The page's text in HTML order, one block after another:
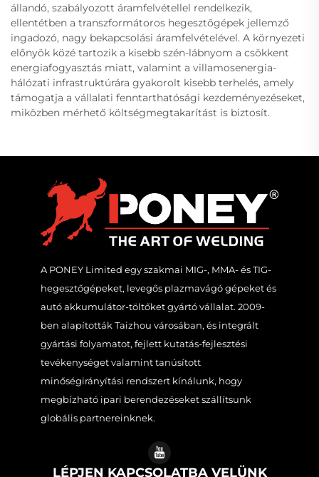
állandó, szabályozott áramfelvétellel rendelkezik,
ellentétben a transzformátoros hegesztőgépek jellemző
ingadozó, nagy bekapcsolási áramfelvételével. A környezeti
előnyök közé tartozik a kisebb szén-lábnyom a csökkent
energiafogyasztás miatt, valamint a villamosenergia-
hálózati infrastruktúrára gyakorolt kisebb terhelés, amely
támogatja a vállalati fenntarthatósági kezdeményezéseket,
miközben mérhető költségmegtakarítást is biztosít.
A PONEY Limited egy szakmai MIG-, MMA- és TIG-
hegesztőgépeket, levegős plazmavágó gépeket és
autó akkumulátor-töltőket gyártó vállalat. 2009-
ben alapították Taizhou városában, és integrált
gyártási folyamatot, fejlett kutatás-fejlesztési
tevékenységet valamint tanúsított
minőségirányítási rendszert kínálunk, hogy
megbízható ipari berendezéseket szállítsunk
globális partnereinknek.
LÉPJEN KAPCSOLATBA VELÜNK